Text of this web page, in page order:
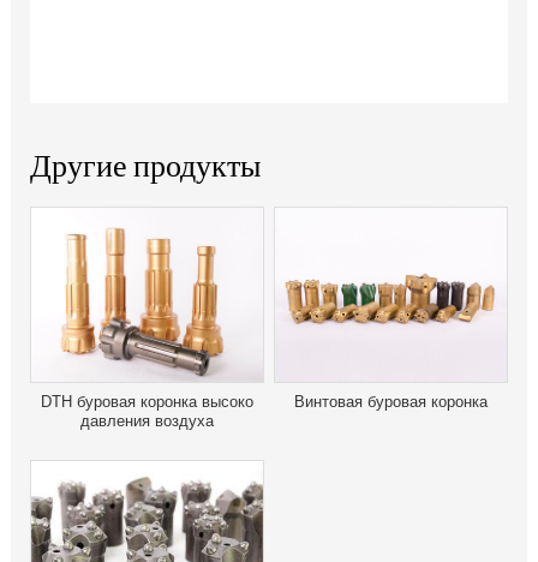
Другие продукты
DTH буровая коронка высоко
давления воздуха
Винтовая буровая коронка